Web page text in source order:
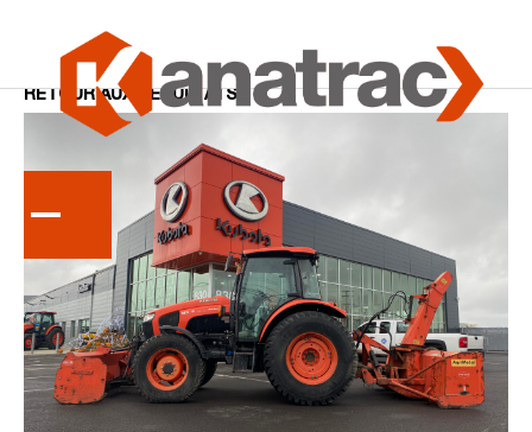
Tracteurs
RETOUR AUX RÉSULTATS